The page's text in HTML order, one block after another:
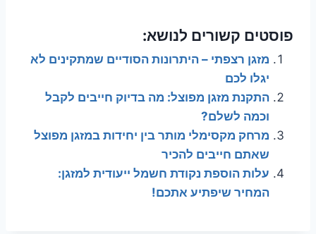
פוסטים קשורים לנושא:
מזגן רצפתי – היתרונות הסודיים שמתקינים לא
יגלו לכם
התקנת מזגן מפוצל: מה בדיוק חייבים לקבל
וכמה לשלם?
מרחק מקסימלי מותר בין יחידות במזגן מפוצל
שאתם חייבים להכיר
עלות הוספת נקודת חשמל ייעודית למזגן:
המחיר שיפתיע אתכם!